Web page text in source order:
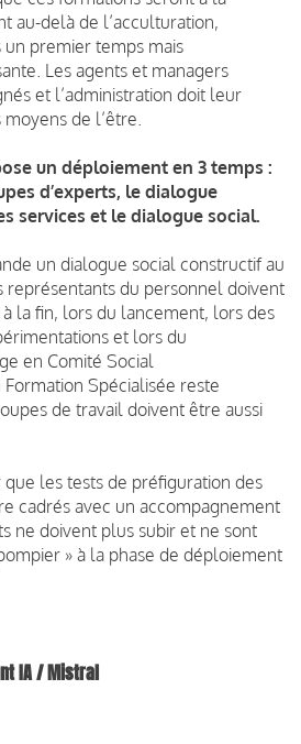
au-delà de l’acculturation,
un premier temps mais
Les agents et managers
et l’administration doit leur
de l’être.
un déploiement en 3 temps :
d’experts, le dialogue
services et le dialogue social.
un dialogue social constructif au
représentants du personnel doivent
la fin, lors du lancement, lors des
et lors du
en Comité Social
Spécialisée reste
de travail doivent être aussi
les tests de préfiguration des
cadrés avec un accompagnement
ne doivent plus subir et ne sont
» à la phase de déploiement
IA / Mistral